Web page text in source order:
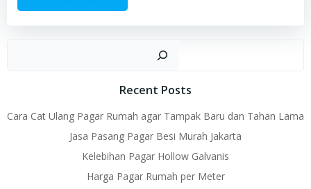
Recent Posts
Cara Cat Ulang Pagar Rumah agar Tampak Baru dan Tahan Lama
Jasa Pasang Pagar Besi Murah Jakarta
Kelebihan Pagar Hollow Galvanis
Harga Pagar Rumah per Meter